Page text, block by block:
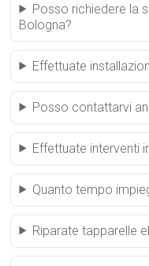
Posso richiedere la
Bologna?
Effettuate
Posso contattarvi
Effettuate interventi
Quanto tempo
Riparate tapparelle